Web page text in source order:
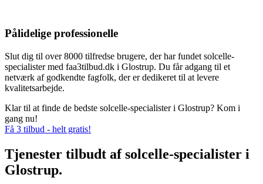
Pålidelige professionelle
Slut dig til over 8000 tilfredse brugere, der har fundet solcelle-
specialister med faa3tilbud.dk i Glostrup. Du får adgang til et
netværk af godkendte fagfolk, der er dedikeret til at levere
kvalitetsarbejde.
Klar til at finde de bedste solcelle-specialister i Glostrup? Kom i
gang nu!
Få 3 tilbud - helt gratis!
Tjenester tilbudt af solcelle-specialister i
Glostrup.